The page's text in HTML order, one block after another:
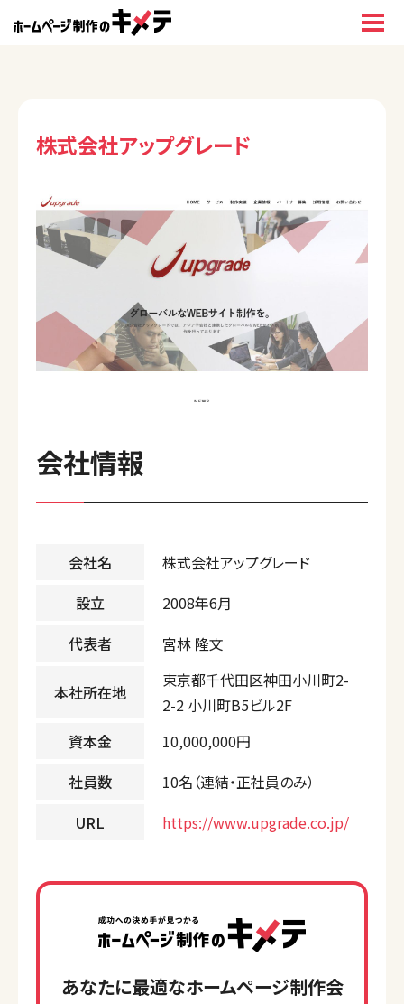
株式会社アップグレード
会社情報
会社名
株式会社アップグレード
設立
2008年6月
代表者
宮林 隆文
本社所在地
東京都千代田区神田小川町2-
2-2 小川町B5ビル2F
資本金
10,000,000円
社員数
10名（連結・正社員のみ）
URL
https://www.upgrade.co.jp/
あなたに最適なホームページ制作会